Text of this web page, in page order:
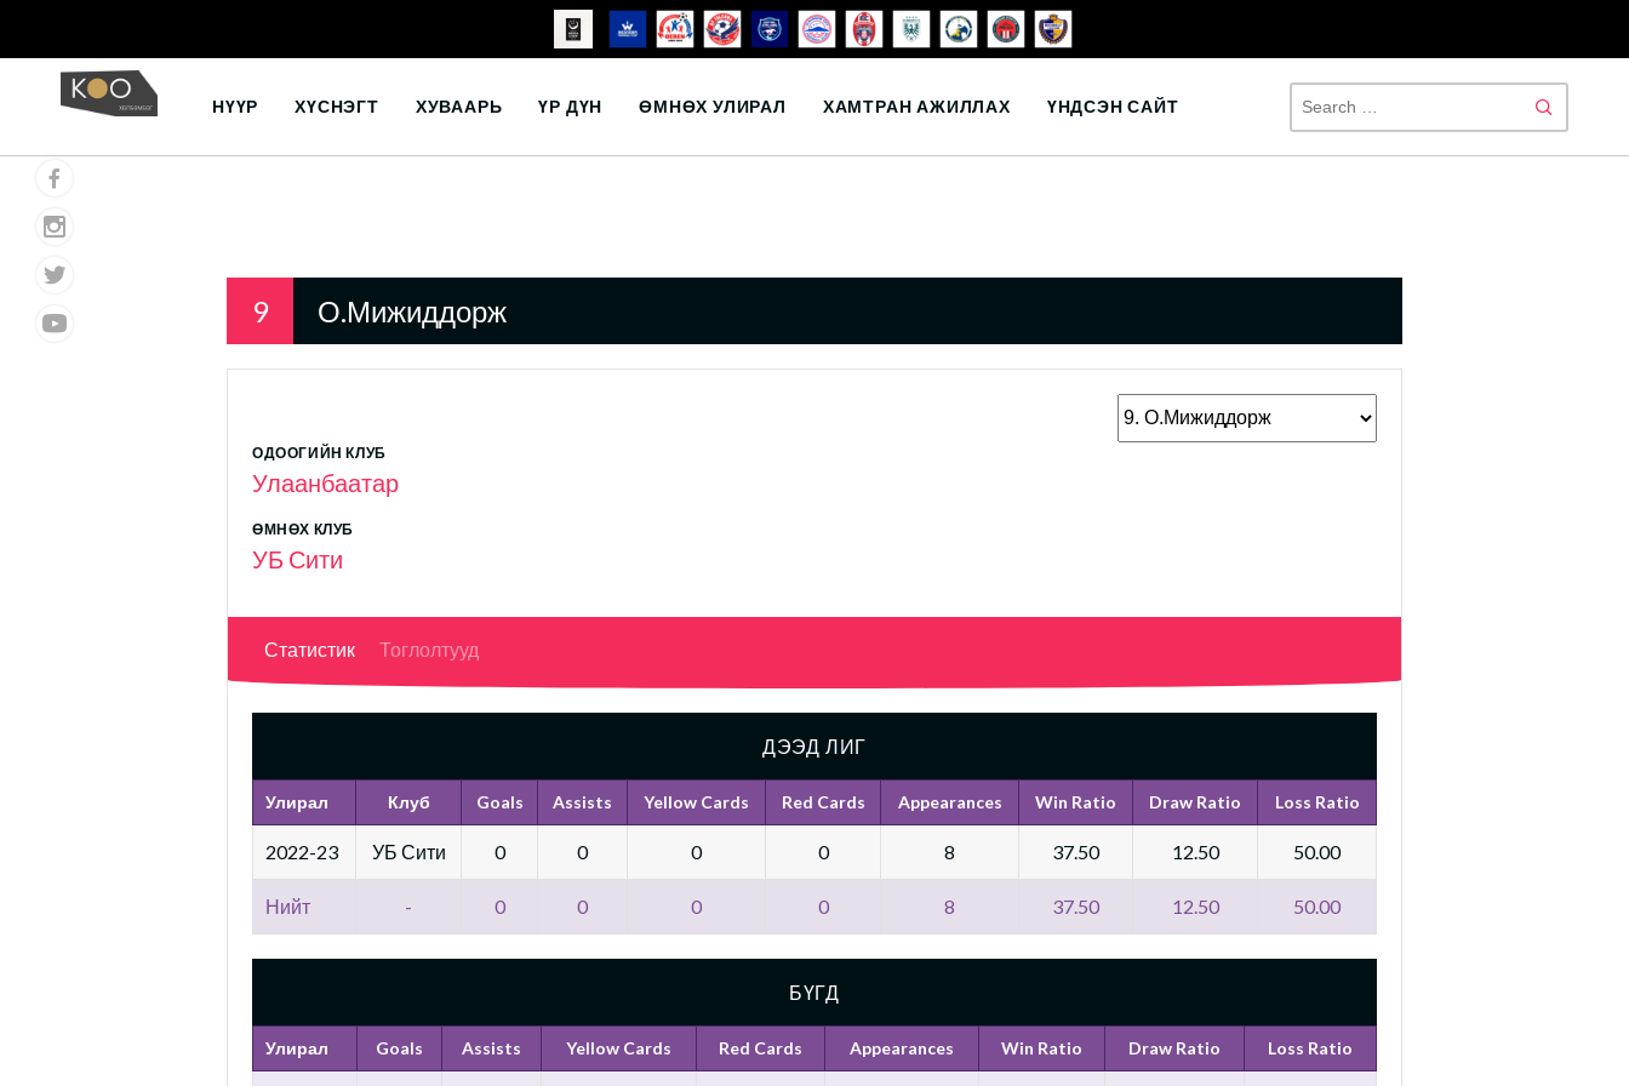
НҮҮР ХҮСНЭГТ ХУВААРЬ ҮР ДҮН ӨМНӨХ УЛИРАЛ ХАМТРАН АЖИЛЛАХ ҮНДСЭН САЙТ
9 О.Мижиддорж
ОДООГИЙН КЛУБ
Улаанбаатар
ӨМНӨХ КЛУБ
УБ Сити
Статистик Тоглолтууд
ДЭЭД ЛИГ
Улирал Клуб Goals Assists Yellow Cards Red Cards Appearances Win Ratio Draw Ratio Loss Ratio
2022-23 УБ Сити 0 0 0 0 8 37.50 12.50 50.00
Нийт - 0 0 0 0 8 37.50 12.50 50.00
БҮГД
Улирал Goals Assists Yellow Cards Red Cards Appearances Win Ratio Draw Ratio Loss Ratio